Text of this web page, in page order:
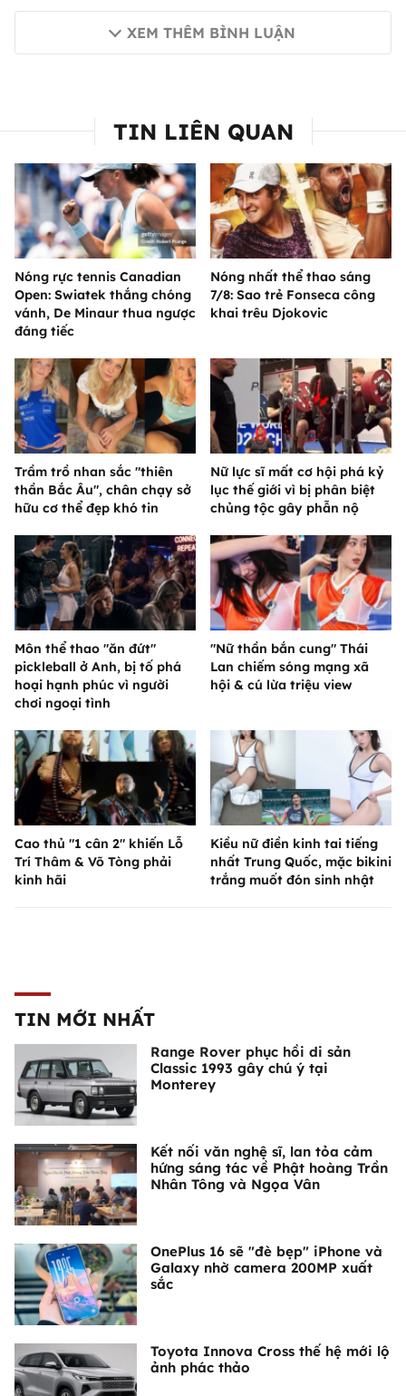
XEM THÊM BÌNH LUẬN
TIN LIÊN QUAN
Nóng rực tennis Canadian
Open: Swiatek thắng chóng
vánh, De Minaur thua ngược
đáng tiếc
Nóng nhất thể thao sáng
7/8: Sao trẻ Fonseca công
khai trêu Djokovic
Trầm trồ nhan sắc "thiên
thần Bắc Âu", chân chạy sở
hữu cơ thể đẹp khó tin
Nữ lực sĩ mất cơ hội phá kỷ
lục thế giới vì bị phân biệt
chủng tộc gây phẫn nộ
Môn thể thao "ăn đứt"
pickleball ở Anh, bị tố phá
hoại hạnh phúc vì người
chơi ngoại tình
"Nữ thần bắn cung" Thái
Lan chiếm sóng mạng xã
hội & cú lừa triệu view
Cao thủ "1 cân 2" khiến Lỗ
Trí Thâm & Võ Tòng phải
kinh hãi
Kiều nữ điền kinh tai tiếng
nhất Trung Quốc, mặc bikini
trắng muốt đón sinh nhật
TIN MỚI NHẤT
Range Rover phục hồi di sản
Classic 1993 gây chú ý tại
Monterey
Kết nối văn nghệ sĩ, lan tỏa cảm
hứng sáng tác về Phật hoàng Trần
Nhân Tông và Ngọa Vân
OnePlus 16 sẽ "đè bẹp" iPhone và
Galaxy nhờ camera 200MP xuất
sắc
Toyota Innova Cross thế hệ mới lộ
ảnh phác thảo